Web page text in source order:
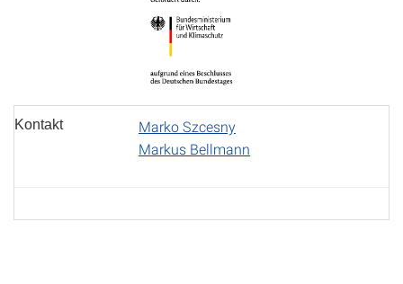
Kontakt
Marko Szcesny
Markus Bellmann